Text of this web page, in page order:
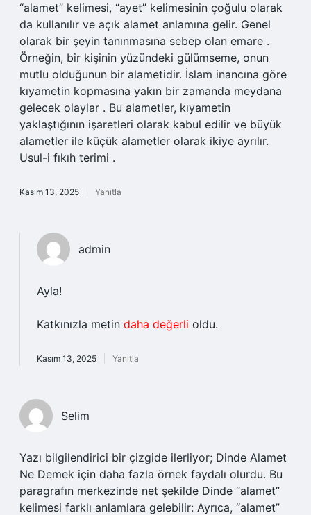
“alamet” kelimesi, “ayet” kelimesinin çoğulu olarak
da kullanılır ve açık alamet anlamına gelir. Genel
olarak bir şeyin tanınmasına sebep olan emare .
Örneğin, bir kişinin yüzündeki gülümseme, onun
mutlu olduğunun bir alametidir. İslam inancına göre
kıyametin kopmasına yakın bir zamanda meydana
gelecek olaylar . Bu alametler, kıyametin
yaklaştığının işaretleri olarak kabul edilir ve büyük
alametler ile küçük alametler olarak ikiye ayrılır.
Usul-i fıkıh terimi .
Kasım 13, 2025 Yanıtla
admin
Ayla!
Katkınızla metin daha değerli oldu.
Kasım 13, 2025 Yanıtla
Selim
Yazı bilgilendirici bir çizgide ilerliyor; Dinde Alamet
Ne Demek için daha fazla örnek faydalı olurdu. Bu
paragrafın merkezinde net şekilde Dinde “alamet”
kelimesi farklı anlamlara gelebilir: Ayrıca, “alamet”